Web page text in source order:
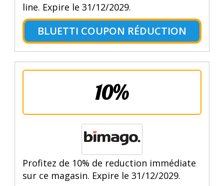
line. Expire le 31/12/2029.
BLUETTI COUPON RÉDUCTION
10%
Profitez de 10% de reduction immédiate
sur ce magasin. Expire le 31/12/2029.